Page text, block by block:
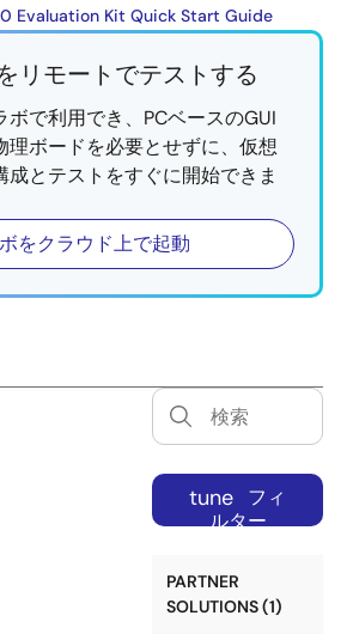
Evaluation Kit Quick Start Guide
リモートでテストする
ボで利用でき、PCベースのGUI
理ボードを必要とせずに、仮想
成とテストをすぐに開始できま
をクラウド上で起動
tune
フィ
ルター
PARTNER
SOLUTIONS (1)